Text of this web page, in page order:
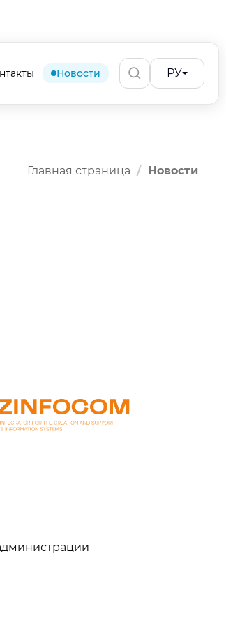
Новости РУ
Главная страница Новости